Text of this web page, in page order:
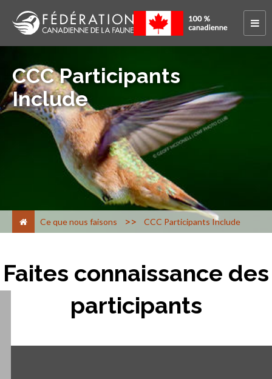
CCC Participants
Include
Ce que nous faisons > CCC Participants Include
Faites connaissance des
participants